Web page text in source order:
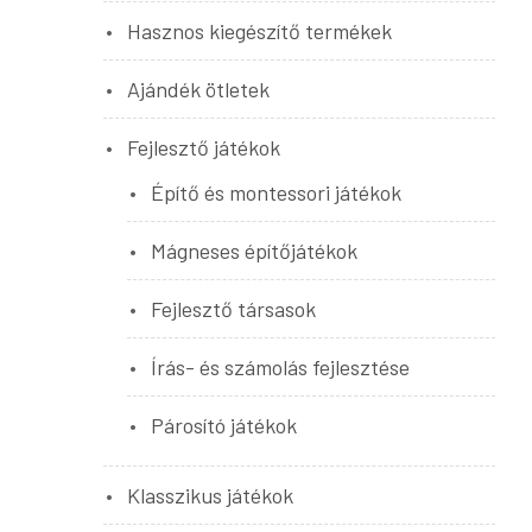
Hasznos kiegészítő termékek
Ajándék ötletek
Fejlesztő játékok
Építő és montessori játékok
Mágneses építőjátékok
Fejlesztő társasok
Írás- és számolás fejlesztése
Párosító játékok
Klasszikus játékok